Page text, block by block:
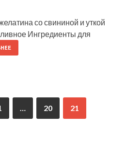
со свининой и уткой
Ингредиенты для
20 21